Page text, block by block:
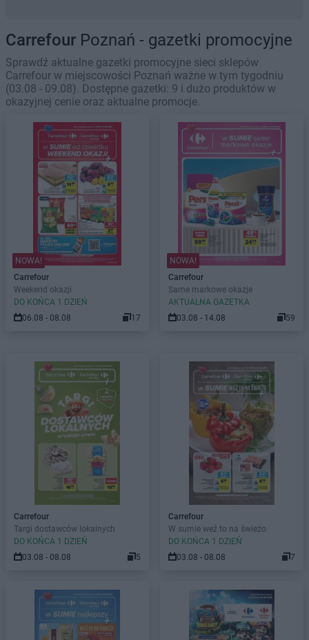
Carrefour Poznań - gazetki promocyjne
Sprawdź aktualne gazetki promocyjne sieci sklepów
Carrefour w miejscowości Poznań ważne w tym tygodniu
(03.08 - 09.08). Dostępne gazetki: 9 i dużo produktów w
okazyjnej cenie oraz aktualne promocje.
NOWA!
Carrefour
Weekend okazji
DO KOŃCA 1 DZIEŃ
06.08 - 08.08
17
NOWA!
Carrefour
Same markowe okazje
AKTUALNA GAZETKA
03.08 - 14.08
59
Carrefour
Targi dostawców lokalnych
DO KOŃCA 1 DZIEŃ
03.08 - 08.08
5
Carrefour
W sumie weź to na świeżo
DO KOŃCA 1 DZIEŃ
03.08 - 08.08
7